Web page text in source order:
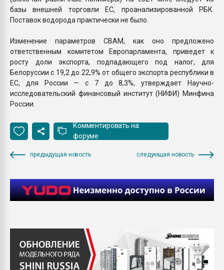
базы внешней торговли ЕС, проанализированной РБК.
Поставок водорода практически не было.
Изменение параметров CBAM, как оно предложено
ответственным комитетом Европарламента, приведет к
росту доли экспорта, подпадающего под налог, для
Белоруссии с 19,2 до 22,9% от общего экспорта республики в
ЕС, для России — с 7 до 8,3%, утверждает Научно-
исследовательский финансовый институт (НИФИ) Минфина
России.
Комментировать на
форуме
предыдущая новость следующая новость